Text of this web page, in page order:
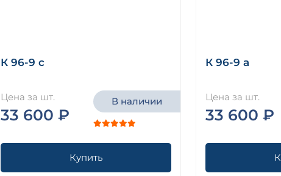
К 96-9 с
Цена за шт.
33 600 ₽
В наличии
Купить
К 96-9 а
Цена за шт.
33 600 ₽